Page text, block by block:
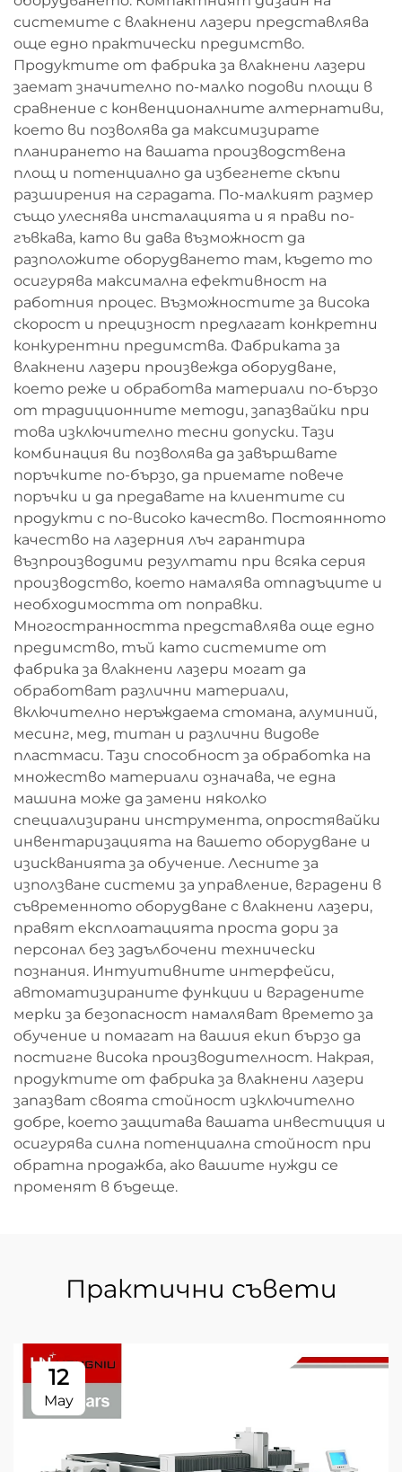
системите с влакнени лазери представлява
още едно практически предимство.
Продуктите от фабрика за влакнени лазери
заемат значително по-малко подови площи в
сравнение с конвенционалните алтернативи,
което ви позволява да максимизирате
планирането на вашата производствена
площ и потенциално да избегнете скъпи
разширения на сградата. По-малкият размер
също улеснява инсталацията и я прави по-
гъвкава, като ви дава възможност да
разположите оборудването там, където то
осигурява максимална ефективност на
работния процес. Възможностите за висока
скорост и прецизност предлагат конкретни
конкурентни предимства. Фабриката за
влакнени лазери произвежда оборудване,
което реже и обработва материали по-бързо
от традиционните методи, запазвайки при
това изключително тесни допуски. Тази
комбинация ви позволява да завършвате
поръчките по-бързо, да приемате повече
поръчки и да предавате на клиентите си
продукти с по-високо качество. Постоянното
качество на лазерния лъч гарантира
възпроизводими резултати при всяка серия
производство, което намалява отпадъците и
необходимостта от поправки.
Многостранността представлява още едно
предимство, тъй като системите от
фабрика за влакнени лазери могат да
обработват различни материали,
включително неръждаема стомана, алуминий,
месинг, мед, титан и различни видове
пластмаси. Тази способност за обработка на
множество материали означава, че една
машина може да замени няколко
специализирани инструмента, опростявайки
инвентаризацията на вашето оборудване и
изискванията за обучение. Лесните за
използване системи за управление, вградени в
съвременното оборудване с влакнени лазери,
правят експлоатацията проста дори за
персонал без задълбочени технически
познания. Интуитивните интерфейси,
автоматизираните функции и вградените
мерки за безопасност намаляват времето за
обучение и помагат на вашия екип бързо да
постигне висока производителност. Накрая,
продуктите от фабрика за влакнени лазери
запазват своята стойност изключително
добре, което защитава вашата инвестиция и
осигурява силна потенциална стойност при
обратна продажба, ако вашите нужди се
променят в бъдеще.
Практични съвети
12
May